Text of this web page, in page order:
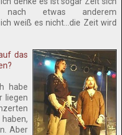
etwas anderem
weiß es nicht...die Zeit wird
das
habe
liegen
Aber